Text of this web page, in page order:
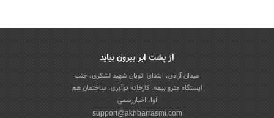
از پشت ابر بیرون بیاید
میدان آزادی، ابتدای اتوبان شهید لشکری، جنب
ایستگاه مترو بیمه، کارخانه نوآوری، ساختمان هم
آوا، اخباررسمی
support@akhbarrasmi.com